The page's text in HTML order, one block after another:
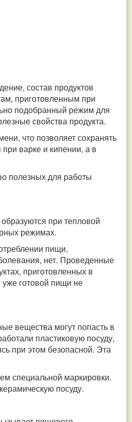
состав продуктов
приготовленным при
подобранный режим для
свойства продукта.
что позволяет сохранять
варке и кипении, а в
полезных для работы
при тепловой
режимах.
пищи,
нет. Проведенные
приготовленных в
уже готовой пищи не
вещества могут попасть в
пластиковую посуду,
при этом безопасной. Эта
специальной маркировки.
посуду.